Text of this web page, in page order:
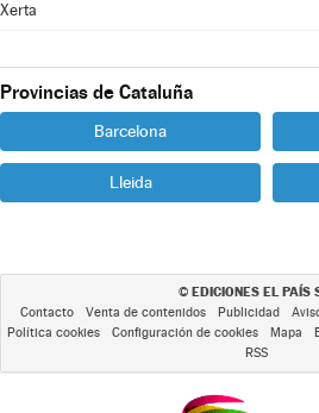
Xerta
Provincias de Cataluña
Barcelona
Lleida
© EDICIONES EL PAÍS
Contacto Venta de contenidos Publicidad
Política cookies
Configuración de cookies Mapa
RSS